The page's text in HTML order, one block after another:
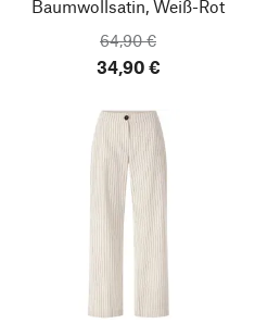
Baumwollsatin, Weiß-Rot
64,90 €
34,90 €